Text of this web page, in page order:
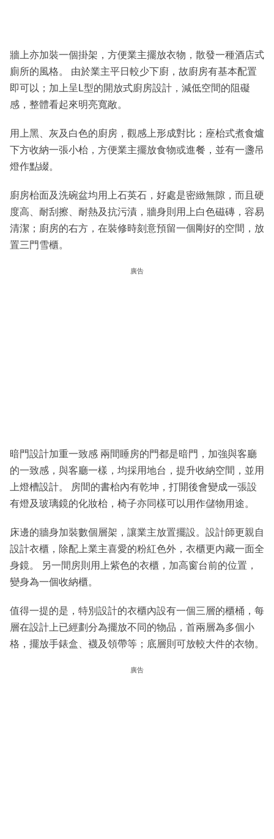
牆上亦加裝一個掛架，方便業主擺放衣物，散發一種酒店式
廁所的風格。 由於業主平日較少下廚，故廚房有基本配置
即可以；加上呈L型的開放式廚房設計，減低空間的阻礙
感，整體看起來明亮寬敞。
用上黑、灰及白色的廚房，觀感上形成對比；座枱式煮食爐
下方收納一張小枱，方便業主擺放食物或進餐，並有一盞吊
燈作點綴。
廚房枱面及洗碗盆均用上石英石，好處是密緻無隙，而且硬
度高、耐刮擦、耐熱及抗污漬，牆身則用上白色磁磚，容易
清潔；廚房的右方，在裝修時刻意預留一個剛好的空間，放
置三門雪櫃。
廣告
暗門設計加重一致感 兩間睡房的門都是暗門，加強與客廳
的一致感，與客廳一樣，均採用地台，提升收納空間，並用
上燈槽設計。 房間的書枱內有乾坤，打開後會變成一張設
有燈及玻璃鏡的化妝枱，椅子亦同樣可以用作儲物用途。
床邊的牆身加裝數個層架，讓業主放置擺設。設計師更親自
設計衣櫃，除配上業主喜愛的粉紅色外，衣櫃更內藏一面全
身鏡。 另一間房則用上紫色的衣櫃，加高窗台前的位置，
變身為一個收納櫃。
值得一提的是，特別設計的衣櫃內設有一個三層的櫃桶，每
層在設計上已經劃分為擺放不同的物品，首兩層為多個小
格，擺放手錶盒、襪及領帶等；底層則可放較大件的衣物。
廣告